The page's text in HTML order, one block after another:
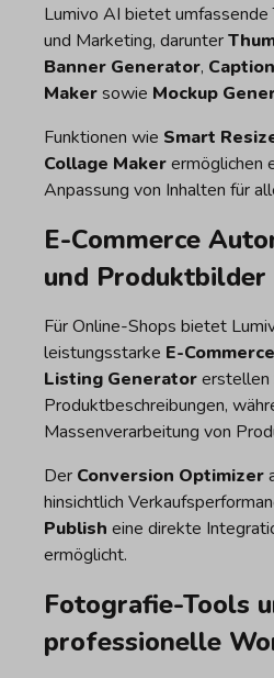
Lumivo AI bietet umfassende
und Marketing, darunter
Banner Generator,
Makersowie Mockup
Funktionen wie Smart
Collage Makerermöglichen
Anpassung von Inhalten für
E-Commerce
und Produktbilder
Für Online-Shops bietet
leistungsstarke E-
Listing Generator
Produktbeschreibungen,
Massenverarbeitung von
Der Conversion Optimizer
hinsichtlich
Publish eine direkte
ermöglicht.
Fotografie-Tools
professionelle